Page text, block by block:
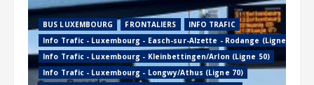
BUS LUXEMBOURG FRONTALIERS
INFO TRAFIC
Info Trafic - Luxembourg - Easch-sur-Alzette - Rodange (Ligne 60)
Info Trafic - Luxembourg - Kleinbettingen/Arlon (Ligne 50)
Info Trafic - Luxembourg - Longwy/Athus (Ligne 70)